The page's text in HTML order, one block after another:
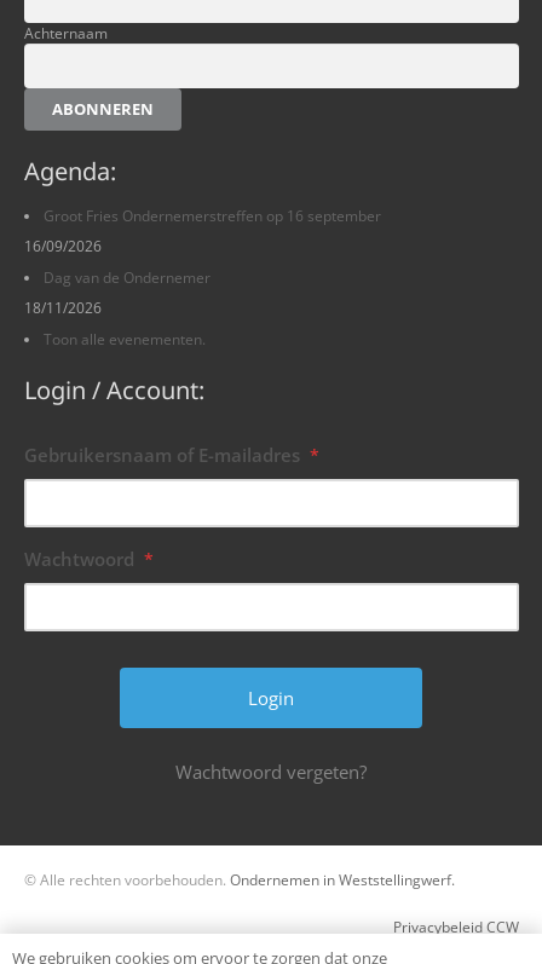
Achternaam
ABONNEREN
Agenda:
Groot Fries Ondernemerstreffen op 16 september
16/09/2026
Dag van de Ondernemer
18/11/2026
Toon alle evenementen.
Login / Account:
Gebruikersnaam of E-mailadres *
Wachtwoord *
Wachtwoord vergeten?
© Alle rechten voorbehouden. Ondernemen in Weststellingwerf.
Privacybeleid CCW
We gebruiken cookies om ervoor te zorgen dat onze